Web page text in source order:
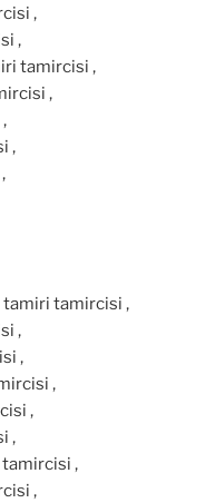
,
,
tamircisi ,
,
,
tamiri tamircisi ,
,
,
,
,
,
tamircisi ,
,